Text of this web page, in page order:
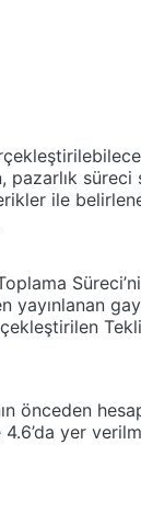
pazarlık
ile
yayınlanan
önceden
yer